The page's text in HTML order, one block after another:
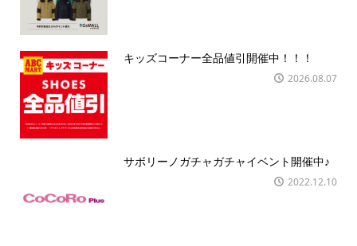
キッズコーナー全品値引開催中！！！
2026.08.07
サボリーノガチャガチャイベント開催中♪
2022.12.10